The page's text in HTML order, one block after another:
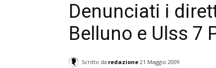
Denunciati i
Belluno e Ulss 7
Scritto da redazione 21 Maggio 2009